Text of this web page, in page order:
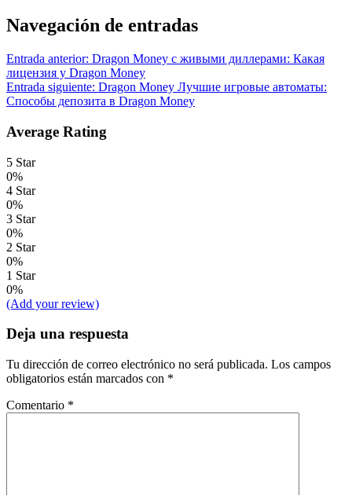
Navegación de entradas
Entrada anterior: Dragon Money с живыми диллерами: Какая
лицензия у Dragon Money
Entrada siguiente: Dragon Money Лучшие игровые автоматы:
Способы депозита в Dragon Money
Average Rating
5 Star
0%
4 Star
0%
3 Star
0%
2 Star
0%
1 Star
0%
(Add your review)
Deja una respuesta
Tu dirección de correo electrónico no será publicada. Los campos
obligatorios están marcados con *
Comentario *